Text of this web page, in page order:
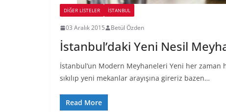
DIĞER LISTELER İSTANBUL
03 Aralık 2015 Betül Özden
İstanbul’daki Yeni Nesil
İstanbul’un Modern Meyhaneleri Yeni her
sıkılıp yeni mekanlar arayışına gireriz bazen…
Read More